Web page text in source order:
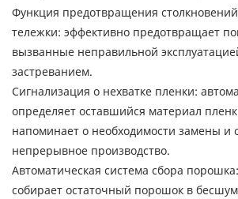
Функция предотвращения
тележки: эффективно предотвращает
вызванные неправильной
застреванием.
Сигнализация о нехватке пленки:
определяет оставшийся материал
напоминает о необходимости замены и
непрерывное производство.
Автоматическая система сбора
собирает остаточный порошок в